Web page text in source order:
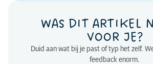
WAS DIT ARTIKEL
VOOR JE?
Duid aan wat bij je past of typ het zelf.
feedback enorm.